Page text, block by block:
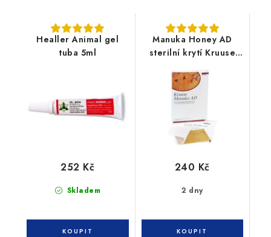
Healler Animal gel
tuba 5ml
Skladem
252 Kč
Manuka Honey AD
sterilní krytí Kruuse
2 dny
240 Kč